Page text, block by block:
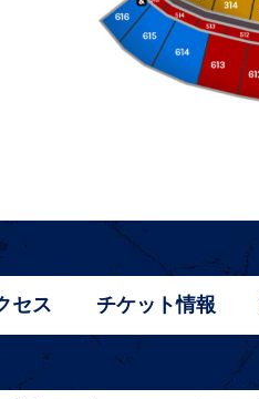
セス チケット情報